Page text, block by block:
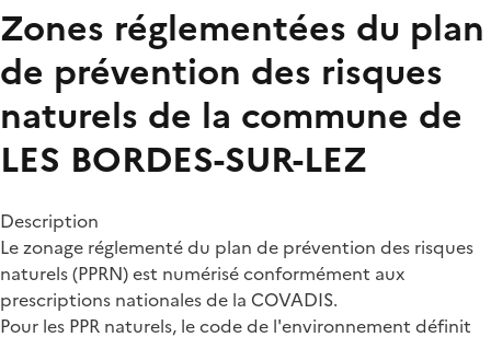
Zones réglementées du plan
de prévention des risques
naturels de la commune de
LES BORDES-SUR-LEZ
Description
Le zonage réglementé du plan de prévention des risques
naturels (PPRN) est numérisé conformément aux
prescriptions nationales de la COVADIS.
Pour les PPR naturels, le code de l'environnement définit